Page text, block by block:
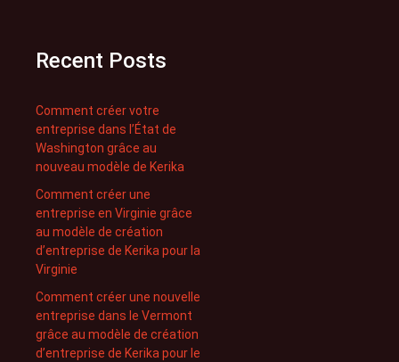
Recent Posts
Comment créer votre
entreprise dans l’État de
Washington grâce au
nouveau modèle de Kerika
Comment créer une
entreprise en Virginie grâce
au modèle de création
d’entreprise de Kerika pour la
Virginie
Comment créer une nouvelle
entreprise dans le Vermont
grâce au modèle de création
d’entreprise de Kerika pour le